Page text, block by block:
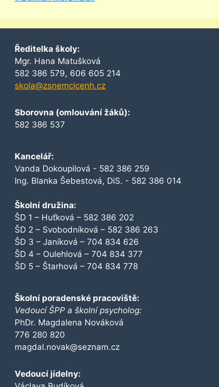
Ředitelka školy:
Mgr. Hana Matušková
582 386 579, 606 605 214
skola@zsnemcicenh.cz
Sborovna (omlouvání žáků):
582 386 537
Kancelář:
Vanda Dokoupilová - 582 386 259
Ing. Blanka Šebestová, DiS. - 582 386 014
Školní družina:
ŠD 1 – Huťková – 582 386 202
ŠD 2 – Svobodníková – 582 386 263
ŠD 3 – Janíková – 704 834 626
ŠD 4 – Oulehlová – 704 834 377
ŠD 5 – Štarhová – 704 834 778
Školní poradenské pracoviště:
Vedoucí ŠPP a školní psycholog:
PhDr. Magdalena Nováková
776 280 820
magdal.novak@seznam.cz
Vedoucí jídelny: